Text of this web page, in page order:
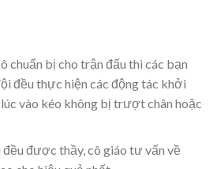
chuẩn bị cho trận đấu thì các bạn
đều thực hiện các động tác khởi
vào kéo không bị trượt chân hoặc
được thầy, cô giáo tư vấn về